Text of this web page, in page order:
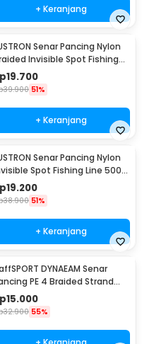
+ Keranjang
Senar Pancing Nylon
Invisible Spot Fishing
500M 1.0 - DPLS
19.700
39.900 51%
+ Keranjang
Senar Pancing Nylon
Spot Fishing Line 500M
- MR-500M
19.200
38.900 51%
+ Keranjang
DYNAEAM Senar
PE 4 Braided Strand
Line 100M 0.6 - FM10
15.000
32.900 55%